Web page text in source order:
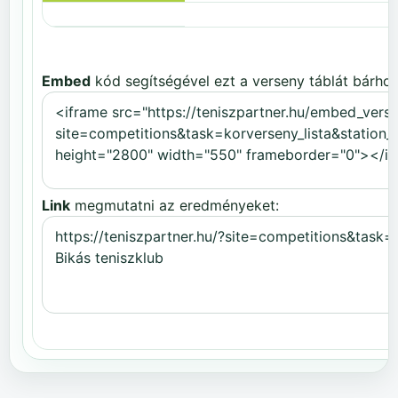
Embed kód segítségével ezt a verseny táblát
Link megmutatni az eredményeket: